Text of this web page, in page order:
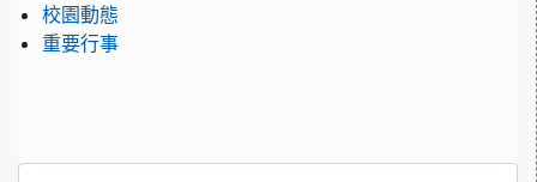
校園動態
重要行事